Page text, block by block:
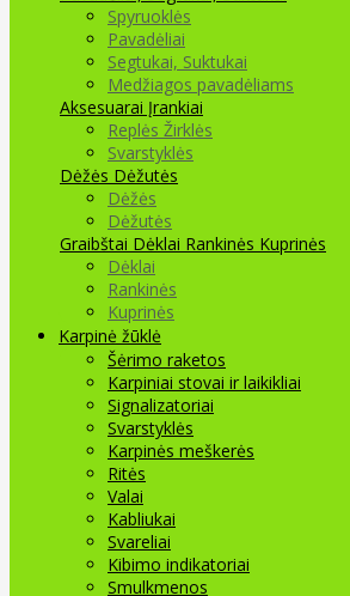
Spyruoklės
Pavadėliai
Segtukai, Suktukai
Medžiagos pavadėliams
Aksesuarai Įrankiai
Replės Žirklės
Svarstyklės
Dėžės Dėžutės
Dėžės
Dėžutės
Graibštai Dėklai Rankinės Kuprinės
Dėklai
Rankinės
Kuprinės
Karpinė žūklė
Šėrimo raketos
Karpiniai stovai ir laikikliai
Signalizatoriai
Svarstyklės
Karpinės meškerės
Ritės
Valai
Kabliukai
Svareliai
Kibimo indikatoriai
Smulkmenos